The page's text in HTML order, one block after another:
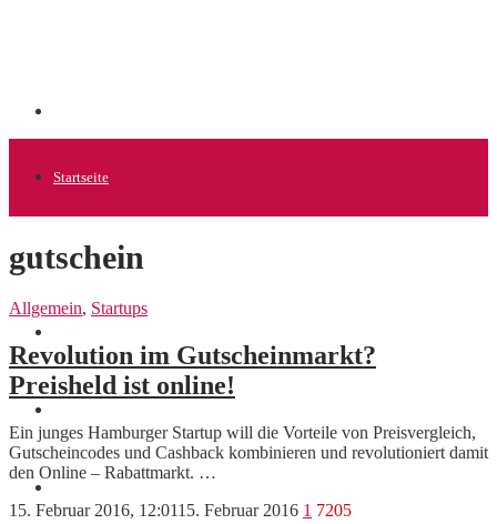
Startseite
Allgemein
gutschein
Allgemein, Startups
Revolution im Gutscheinmarkt?
Preisheld ist online!
Ein junges Hamburger Startup will die Vorteile von Preisvergleich,
Gutscheincodes und Cashback kombinieren und revolutioniert damit
den Online – Rabattmarkt. …
15. Februar 2016, 12:0115. Februar 2016 1 7205